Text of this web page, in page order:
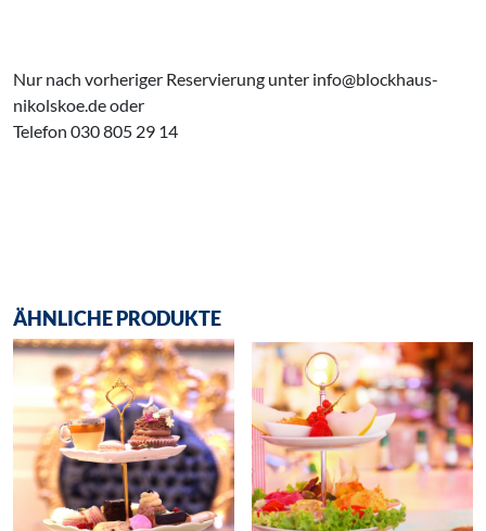
Nur nach vorheriger Reservierung unter info@blockhaus-
nikolskoe.de oder
Telefon 030 805 29 14
ÄHNLICHE PRODUKTE